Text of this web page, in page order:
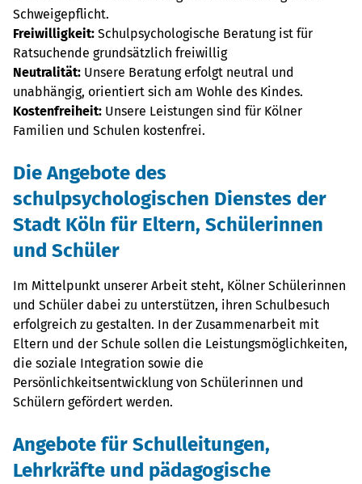
Schweigepflicht.
Freiwilligkeit: Schulpsychologische Beratung ist für
Ratsuchende grundsätzlich freiwillig
Neutralität: Unsere Beratung erfolgt neutral und
unabhängig, orientiert sich am Wohle des Kindes.
Kostenfreiheit: Unsere Leistungen sind für Kölner
Familien und Schulen kostenfrei.
Die Angebote des
schulpsychologischen Dienstes der
Stadt Köln für Eltern, Schülerinnen
und Schüler
Im Mittelpunkt unserer Arbeit steht, Kölner Schülerinnen
und Schüler dabei zu unterstützen, ihren Schulbesuch
erfolgreich zu gestalten. In der Zusammenarbeit mit
Eltern und der Schule sollen die Leistungsmöglichkeiten,
die soziale Integration sowie die
Persönlichkeitsentwicklung von Schülerinnen und
Schülern gefördert werden.
Angebote für Schulleitungen,
Lehrkräfte und pädagogische